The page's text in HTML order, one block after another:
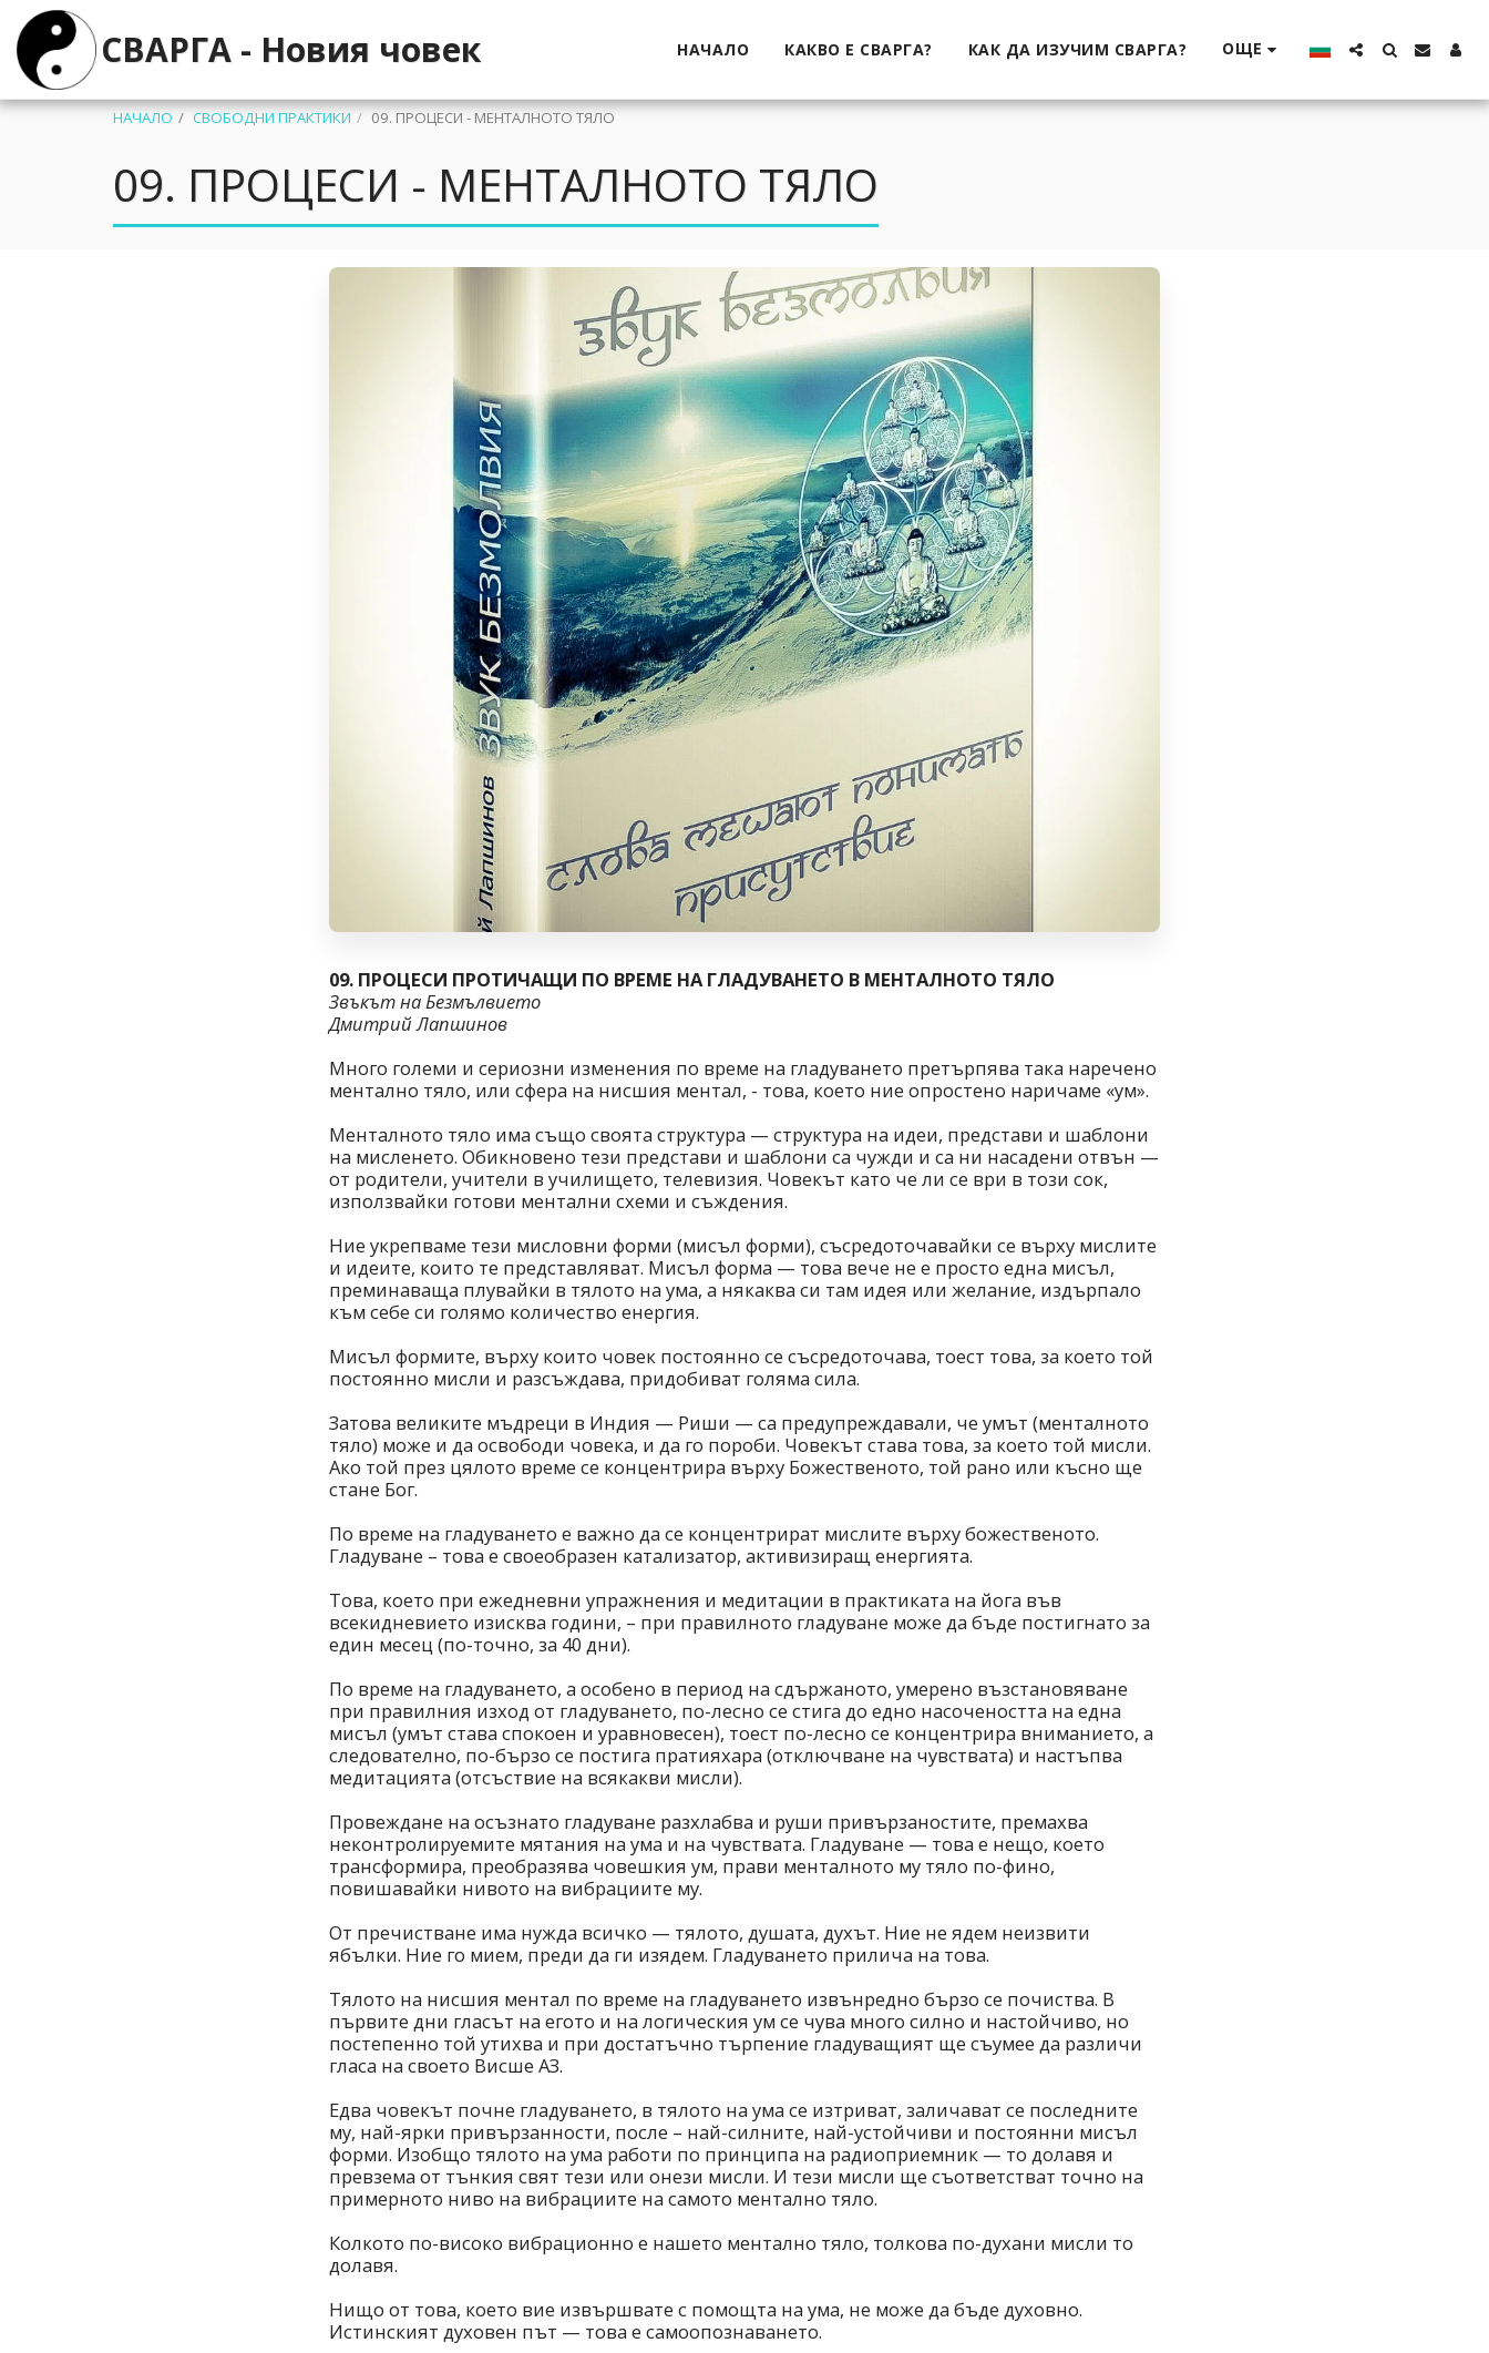
СВАРГА - Новия човек НАЧАЛО КАКВО Е СВАРГА? КАК ДА ИЗУЧИМ СВАРГА? ОЩЕ
НАЧАЛО СВОБОДНИ ПРАКТИКИ 09. ПРОЦЕСИ - МЕНТАЛНОТО ТЯЛО
09. ПРОЦЕСИ - МЕНТАЛНОТО ТЯЛО
09. ПРОЦЕСИ ПРОТИЧАЩИ ПО ВРЕМЕ НА ГЛАДУВАНЕТО В МЕНТАЛНОТО ТЯЛО
Звъкът на Безмълвието
Дмитрий Лапшинов
Много големи и сериозни изменения по време на гладуването претърпява така наречено
ментално тяло, или сфера на нисшия ментал, - това, което ние опростено наричаме «ум».
Менталното тяло има също своята структура — структура на идеи, представи и шаблони
на мисленето. Обикновено тези представи и шаблони са чужди и са ни насадени отвън —
от родители, учители в училището, телевизия. Човекът като че ли се ври в този сок,
използвайки готови ментални схеми и съждения.
Ние укрепваме тези мисловни форми (мисъл форми), съсредоточавайки се върху мислите
и идеите, които те представляват. Мисъл форма — това вече не е просто една мисъл,
преминаваща плувайки в тялото на ума, а някаква си там идея или желание, издърпало
към себе си голямо количество енергия.
Мисъл формите, върху които човек постоянно се съсредоточава, тоест това, за което той
постоянно мисли и разсъждава, придобиват голяма сила.
Затова великите мъдреци в Индия — Риши — са предупреждавали, че умът (менталното
тяло) може и да освободи човека, и да го пороби. Човекът става това, за което той мисли.
Ако той през цялото време се концентрира върху Божественото, той рано или късно ще
стане Бог.
По време на гладуването е важно да се концентрират мислите върху божественото.
Гладуване – това е своеобразен катализатор, активизиращ енергията.
Това, което при ежедневни упражнения и медитации в практиката на йога във
всекидневието изисква години, – при правилното гладуване може да бъде постигнато за
един месец (по-точно, за 40 дни).
По време на гладуването, а особено в период на сдържаното, умерено възстановяване
при правилния изход от гладуването, по-лесно се стига до едно насочеността на една
мисъл (умът става спокоен и уравновесен), тоест по-лесно се концентрира вниманието, а
следователно, по-бързо се постига пратияхара (отключване на чувствата) и настъпва
медитацията (отсъствие на всякакви мисли).
Провеждане на осъзнато гладуване разхлабва и руши привързаностите, премахва
неконтролируемите мятания на ума и на чувствата. Гладуване — това е нещо, което
трансформира, преобразява човешкия ум, прави менталното му тяло по-фино,
повишавайки нивото на вибрациите му.
От пречистване има нужда всичко — тялото, душата, духът. Ние не ядем неизвити
ябълки. Ние го мием, преди да ги изядем. Гладуването прилича на това.
Тялото на нисшия ментал по време на гладуването извънредно бързо се почиства. В
първите дни гласът на егото и на логическия ум се чува много силно и настойчиво, но
постепенно той утихва и при достатъчно търпение гладуващият ще съумее да различи
гласа на своето Висше АЗ.
Едва човекът почне гладуването, в тялото на ума се изтриват, заличават се последните
му, най-ярки привързанности, после – най-силните, най-устойчиви и постоянни мисъл
форми. Изобщо тялото на ума работи по принципа на радиоприемник — то долавя и
превзема от тънкия свят тези или онези мисли. И тези мисли ще съответстват точно на
примерното ниво на вибрациите на самото ментално тяло.
Колкото по-високо вибрационно е нашето ментално тяло, толкова по-духани мисли то
долавя.
Нищо от това, което вие извършвате с помощта на ума, не може да бъде духовно.
Истинският духовен път — това е самоопознаването.